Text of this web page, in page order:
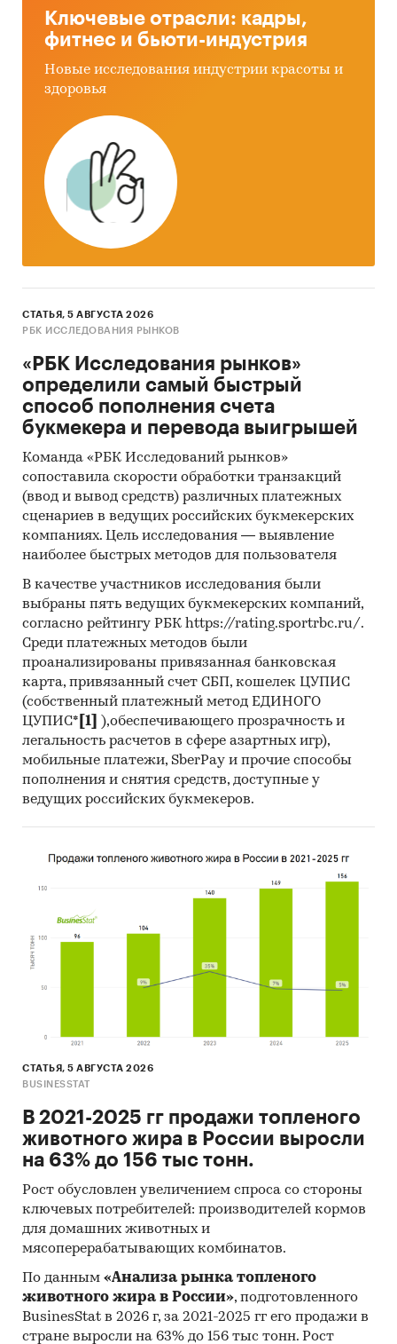
Ключевые отрасли: кадры,
фитнес и бьюти-индустрия
Новые исследования индустрии красоты и
здоровья
СТАТЬЯ, 5 АВГУСТА 2026
РБК ИССЛЕДОВАНИЯ РЫНКОВ
«РБК Исследования рынков»
определили самый быстрый
способ пополнения счета
букмекера и перевода выигрышей
Команда «РБК Исследований рынков»
сопоставила скорости обработки транзакций
(ввод и вывод средств) различных платежных
сценариев в ведущих российских букмекерских
компаниях. Цель исследования — выявление
наиболее быстрых методов для пользователя
В качестве участников исследования были
выбраны пять ведущих букмекерских компаний,
согласно рейтингу РБК https://rating.sportrbc.ru/.
Среди платежных методов были
проанализированы привязанная банковская
карта, привязанный счет СБП, кошелек ЦУПИС
(собственный платежный метод ЕДИНОГО
ЦУПИС* [1]
),обеспечивающего прозрачность и
легальность расчетов в сфере азартных игр),
мобильные платежи, SberPay и прочие способы
пополнения и снятия средств, доступные у
ведущих российских букмекеров.
СТАТЬЯ, 5 АВГУСТА 2026
BUSINESSTAT
В 2021-2025 гг продажи топленого
животного жира в России выросли
на 63% до 156 тыс тонн.
Рост обусловлен увеличением спроса со стороны
ключевых потребителей: производителей кормов
для домашних животных и
мясоперерабатывающих комбинатов.
По данным «Анализа рынка топленого
животного жира в России», подготовленного
BusinesStat в 2026 г, за 2021-2025 гг его продажи в
стране выросли на 63% до 156 тыс тонн. Рост